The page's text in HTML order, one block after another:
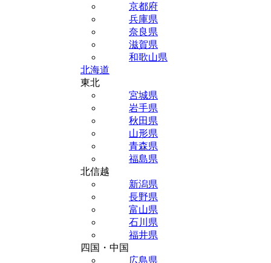
京都府
兵庫県
奈良県
滋賀県
和歌山県
北海道
東北
宮城県
岩手県
秋田県
山形県
青森県
福島県
北信越
新潟県
長野県
富山県
石川県
福井県
四国・中国
広島県